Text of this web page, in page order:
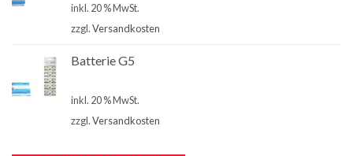
inkl. 20 % MwSt.
zzgl.Versandkosten
Batterie G5
inkl. 20 % MwSt.
zzgl.Versandkosten